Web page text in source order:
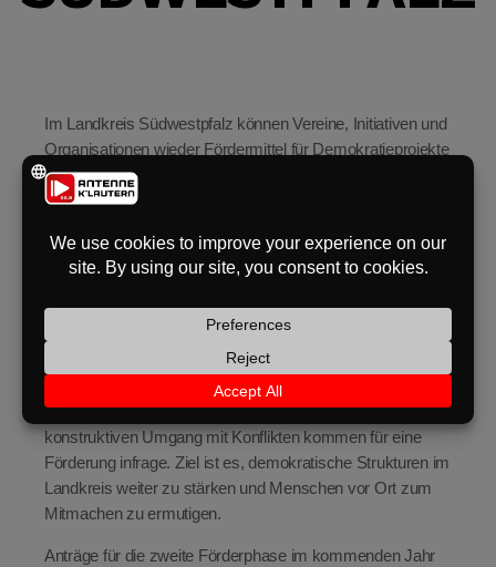
Im Landkreis Südwestpfalz können Vereine, Initiativen und
Organisationen wieder Fördermittel für Demokratieprojekte
beantragen. Darauf weist das Kreisjugendamt im Rahmen
des Bundesprogramms
Unterstützt werden Projekte, die sich für demokratisches
Zusammenleben, gesellschaftliche Teilhabe und ein
können unter anderem Angebote zur Demokratiebildung,
zur digitalen Teilhabe oder zur Stärkung von Beteiligung vor
Ort.
Auch Projekte rund um Integration, Vielfalt und den
konstruktiven Umgang mit Konflikten kommen für eine
Förderung infrage. Ziel ist es, demokratische Strukturen im
Landkreis weiter zu stärken und Menschen vor Ort zum
Mitmachen zu ermutigen.
Anträge für die zweite Förderphase im kommenden Jahr